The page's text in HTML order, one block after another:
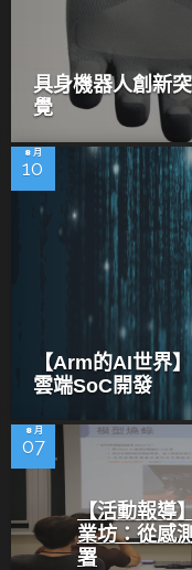
具身機器人創新
覺
8 月
10
【Arm的AI世界
雲端SoC開發
8 月
07
【活動報導
業坊：從感
署